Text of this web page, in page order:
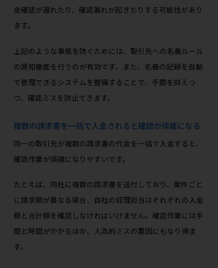
金確認が遅れたり、確認漏れが起きたりする可能性があり
ます。
上記のような事態を防ぐためには、取引先への名義ルール
の周知徹底を行うのが有効です。また、名義の記録を自動
で管理できるシステムを整備することで、手間を抑えつ
つ、確認ミスを防止できます。
複数の請求書を一括で入金されると確認が煩雑になる
同一の取引先が複数の請求書の代金を一括で入金すると、
確認作業が煩雑になりやすいです。
たとえば、同社に複数の請求書を送付しており、案件ごと
に請求額が異なる場合、自社の経理担当はそれぞれの入金
額と合計額を確認しなければいけません。確認作業には手
間と時間がかかるほか、人為的ミスの要因にもなり得ま
す。